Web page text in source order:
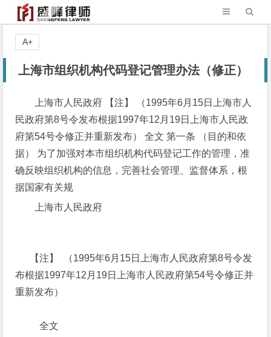
上海市组织机构代码登记管理办法（修正）
上海市人民政府 【注】 （1995年6月15日上海市人
民政府第8号令发布根据1997年12月19日上海市人民政
府第54号令修正并重新发布） 全文 第一条 （目的和依
据） 为了加强对本市组织机构代码登记工作的管理，准
确反映组织机构的信息，完善社会管理、监督体系，根
据国家有关规
上海市人民政府
【注】 （1995年6月15日上海市人民政府第8号令发
布根据1997年12月19日上海市人民政府第54号令修正并
重新发布）
全文
A+